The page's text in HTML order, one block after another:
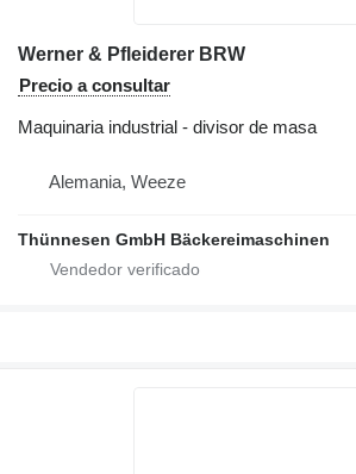
Werner & Pfleiderer BRW
Precio a consultar
Maquinaria industrial - divisor de masa
Alemania, Weeze
Thünnesen GmbH Bäckereimaschinen